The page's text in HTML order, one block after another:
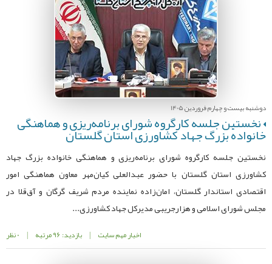
دوشنبه بیست و چهارم فروردین 1405
نخستین جلسه کارگروه شورای برنامه‌ریزی و هماهنگی
خانواده بزرگ جهاد کشاورزی استان گلستان
نخستین جلسه کارگروه شورای برنامه‌ریزی و هماهنگی خانواده بزرگ جهاد
کشاورزی استان گلستان با حضور عبدالعلی کیان‌مهر معاون هماهنگی امور
اقتصادی استاندار گلستان، امان‌زاده نماینده مردم شریف گرگان و آق‌قلا در
مجلس شورای اسلامی و هزارجریبی مدیرکل جهاد کشاورزی...
اخبار مهم سایت | بازدید: 96 مرتبه | 0 نظر